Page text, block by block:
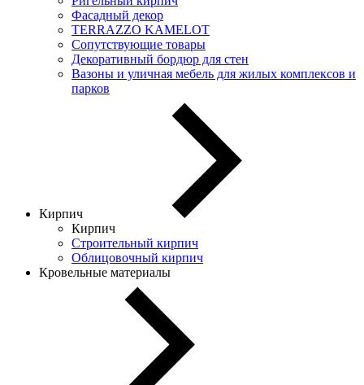
Фасадный декор
TERRAZZO KAMELOT
Сопутствующие товары
Декоративный бордюр для стен
Вазоны и уличная мебель для жилых комплексов и
парков
Кирпич
Кирпич
Строительный кирпич
Облицовочный кирпич
Кровельные материалы